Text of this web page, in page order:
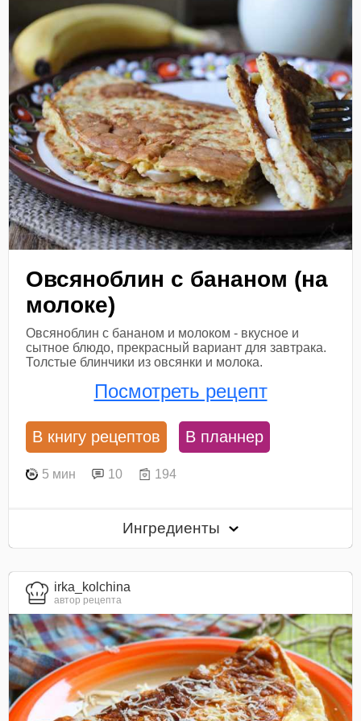
Овсяноблин с бананом (на
молоке)
Овсяноблин с бананом и молоком - вкусное и
сытное блюдо, прекрасный вариант для завтрака.
Толстые блинчики из овсянки и молока.
Посмотреть рецепт
В книгу рецептов В планнер
5 мин 10 194
Ингредиенты
irka_kolchina
автор рецепта